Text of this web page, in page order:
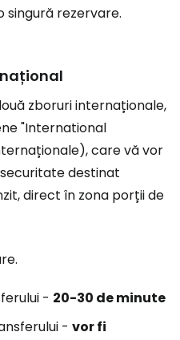
rezervare.
zboruri internaționale,
"International
care vă vor
destinat
direct în zona porții de
- 20-30 de minute
- vor fi